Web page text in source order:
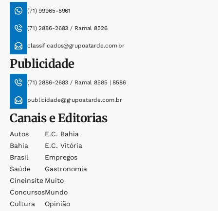
(71) 99965-8961
(71) 2886-2683 / Ramal 8526
classificados@grupoatarde.com.br
Publicidade
(71) 2886-2683 / Ramal 8585 | 8586
publicidade@grupoatarde.com.br
Canais e Editorias
Autos
Bahia
Brasil
Saúde
Cineinsite
Concursos
Cultura
E.c. Bahia
E.c. Vitória
Empregos
Gastronomia
Muito
Mundo
Opinião